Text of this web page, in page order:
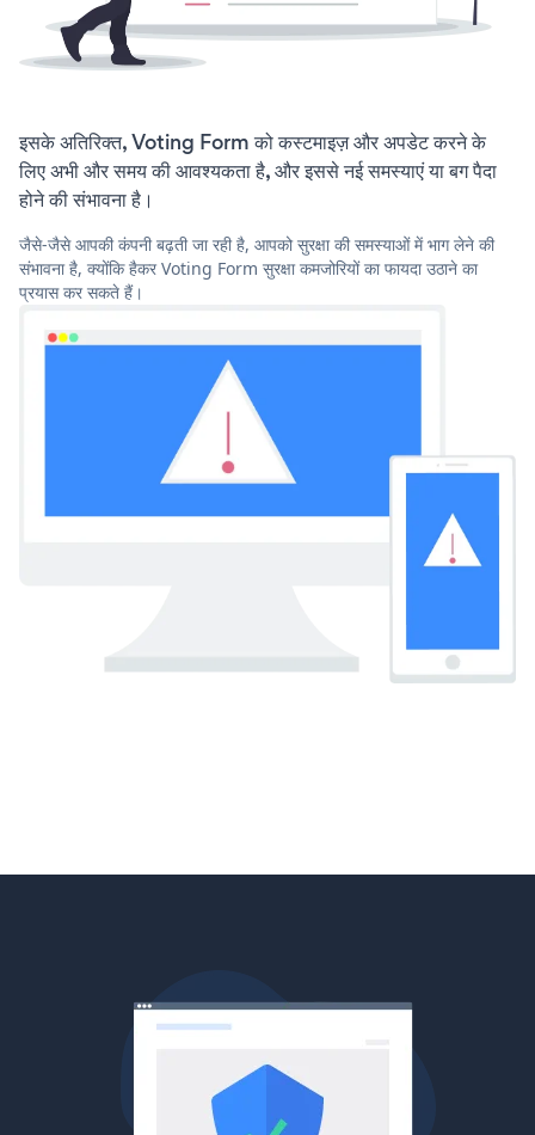
इसके अतिरिक्त, Voting Form को कस्टमाइज़ और अपडेट करने के
लिए अभी और समय की आवश्यकता है, और इससे नई समस्याएं या बग पैदा
होने की संभावना है।
जैसे-जैसे आपकी कंपनी बढ़ती जा रही है, आपको सुरक्षा की समस्याओं में भाग लेने की
संभावना है, क्योंकि हैकर Voting Form सुरक्षा कमजोरियों का फायदा उठाने का
प्रयास कर सकते हैं।